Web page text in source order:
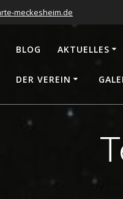
meckesheim.de
BLOG AKTUELLES
DER VEREIN